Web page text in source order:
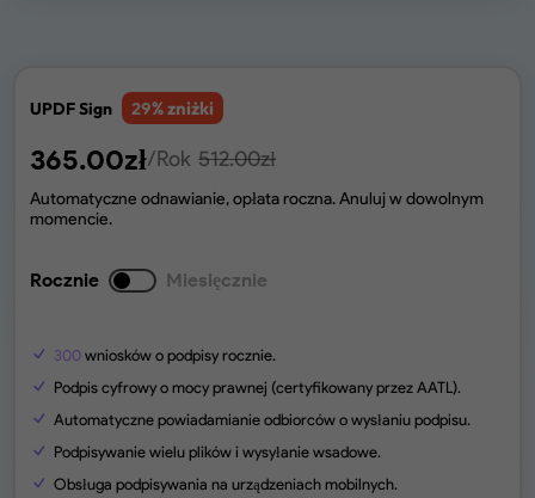
UPDF Sign 29% zniżki
365.00zł/Rok 512.00zł
Automatyczne odnawianie, opłata roczna. Anuluj w dowolnym
momencie.
Rocznie Miesięcznie
300 wniosków o podpisy rocznie.
Podpis cyfrowy o mocy prawnej (certyfikowany przez AATL).
Automatyczne powiadamianie odbiorców o wysłaniu podpisu.
Podpisywanie wielu plików i wysyłanie wsadowe.
Obsługa podpisywania na urządzeniach mobilnych.